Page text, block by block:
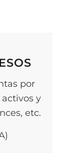
por
y
etc.